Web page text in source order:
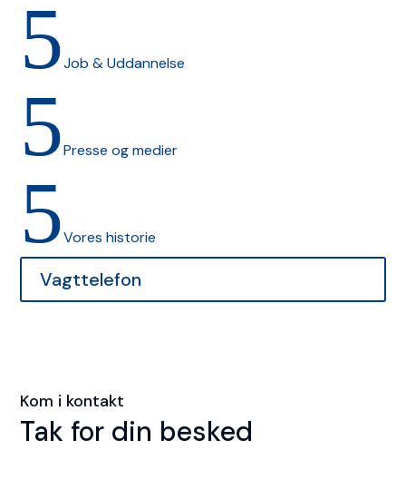
5Job & Uddannelse
5Presse og medier
5Vores historie
Vagttelefon
Kom i kontakt
Tak for din besked